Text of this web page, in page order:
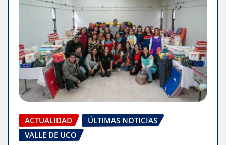
ACTUALIDAD
ÚLTIMAS NOTICIAS
VALLE DE UCO